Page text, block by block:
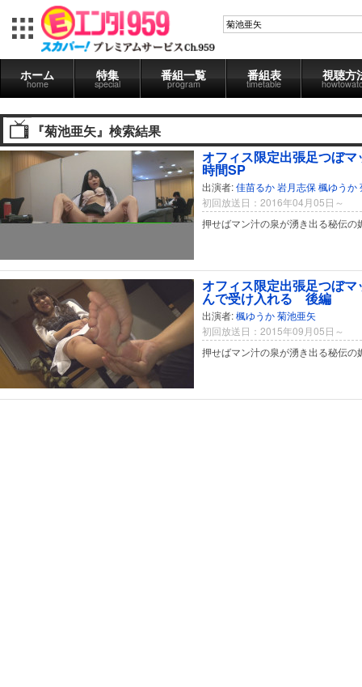
ホーム
home
特集
special
番組一覧
program
番組表
timetable
視聴方
『菊池亜矢』検索結果
オフィス限定出張足つぼ
時間SP
出演者:佳苗るか岩月志保楓ゆうか
初回放送日：2016年04月05日～
押せばマン汁の泉が湧き出る秘伝の
オフィス限定出張足つぼ
んで受け入れる 後編
出演者:楓ゆうか菊池亜矢
初回放送日：2015年09月05日～
押せばマン汁の泉が湧き出る秘伝の